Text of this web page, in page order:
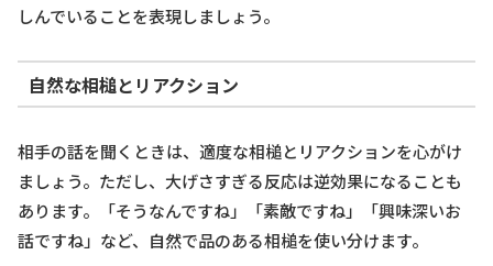
しんでいることを表現しましょう。
自然な相槌とリアクション
相手の話を聞くときは、適度な相槌とリアクションを心がけ
ましょう。ただし、大げさすぎる反応は逆効果になることも
あります。「そうなんですね」「素敵ですね」「興味深いお
話ですね」など、自然で品のある相槌を使い分けます。